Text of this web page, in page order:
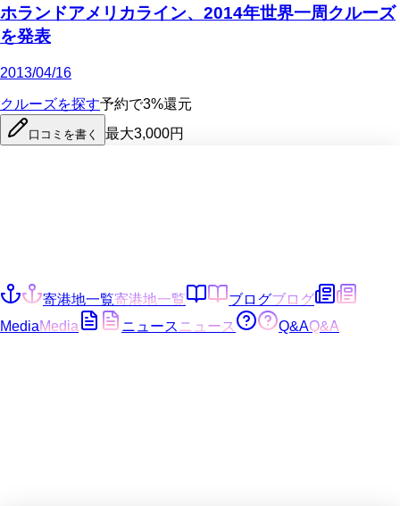
ホランドアメリカライン、2014年世界一周クルーズ
を発表
2013/04/16
クルーズを探す予約で3%還元
口コミを書く 最大3,000円
寄港地一覧寄港地一覧 ブログブログ
MediaMedia ニュース ニュース Q&AQ&A